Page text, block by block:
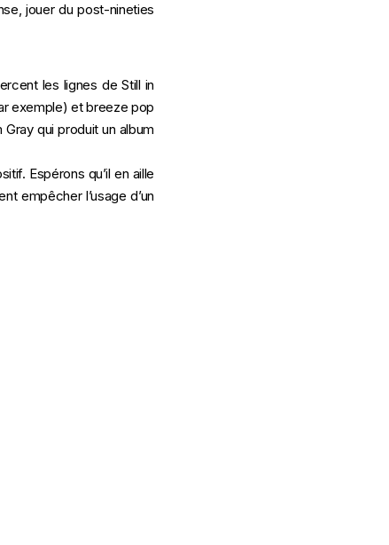
jouer du post-nineties
les lignes de Still in
exemple) et breeze pop
qui produit un album
Espérons qu’il en aille
empêcher l’usage d’un